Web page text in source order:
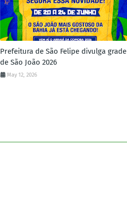
Prefeitura de São Felipe divulga grade
de São João 2026
May 12, 2026